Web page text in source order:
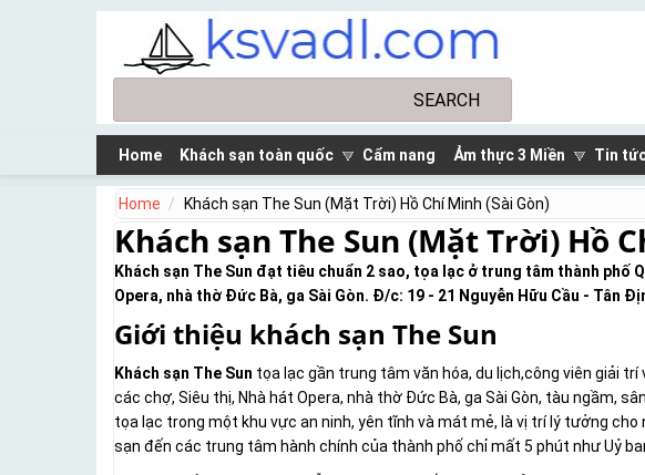
Skip to main content
Home Khách sạn toàn quốc Cẩm nang Ảm thực 3 Miền Tin
Home Khách sạn The Sun (Mặt Trời) Hồ Chí Minh (Sài Gòn)
Khách sạn The Sun (Mặt Trời) Hồ
Khách sạn The Sun đạt tiêu chuẩn 2 sao, tọa lạc ở trung tâm thành phố
Opera, nhà thờ Đức Bà, ga Sài Gòn. Đ/c: 19 - 21 Nguyễn Hữu Cầu - Tân
Giới thiệu khách sạn The Sun
Khách sạn The Sun tọa lạc gần trung tâm văn hóa, du lịch,công viên giải
các chợ, Siêu thị, Nhà hát Opera, nhà thờ Đức Bà, ga Sài Gòn, tàu ngầm,
tọa lạc trong một khu vực an ninh, yên tĩnh và mát mẻ, là vị trí lý tưởng
sạn đến các trung tâm hành chính của thành phố chỉ mất 5 phút như Uỷ